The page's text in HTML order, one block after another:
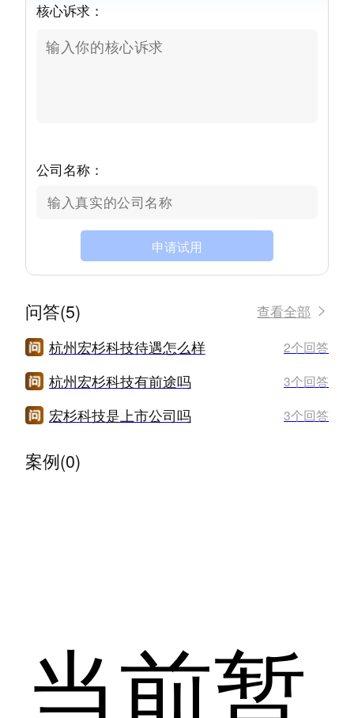
核心诉求：
公司名称：
申请试用
问答(5) 查看全部
杭州宏杉科技待遇怎么样 2个回答
杭州宏杉科技有前途吗 3个回答
宏杉科技是上市公司吗 3个回答
案例(0)
当前暂